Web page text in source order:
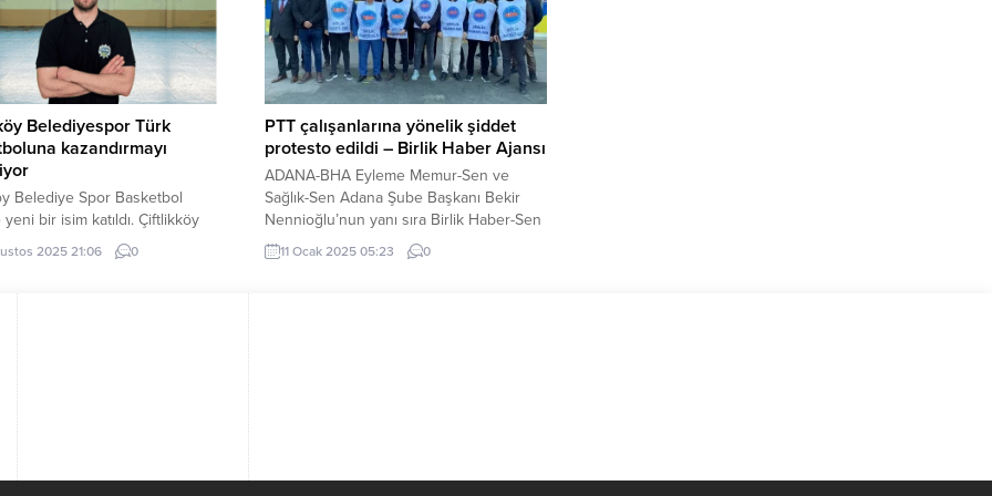
bir sistemle faaliyetlerini
Dost Eller Mağazası, ihtiyaç
ile...
(İGFA) –...
Belediyespor Türk
kazandırmayı
Belediye Spor Basketbol
bir isim katıldı. Çiftlikköy
Basketbol Şube Sorumlusu
bu sezon TB2L’de
Yavuz’un katıldığını açıkladı.
çalışmaları ve
verdiği değerle Yalova’nın
tanıdığı Efe Yavuz, artık
yardımcı antrenör ve altyapı
olarak görev...
2025 21:06 0
PTT çalışanlarına yönelik şiddet
protesto edildi – Birlik Haber Ajansı
ADANA-BHA Eyleme Memur-Sen ve
Sağlık-Sen Adana Şube Başkanı Bekir
Nennioğlu’nun yanı sıra Birlik Haber-Sen
üyeleri ve PTT çalışanları katıldı.Başkan
Aydın, yapmış olduğu açıklamada şu
11 Ocak 2025 05:23 0